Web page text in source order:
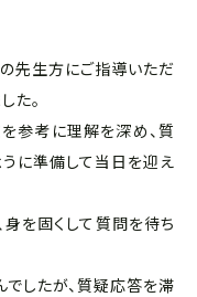
先生方にご指導いただ
た。
参考に理解を深め、質
に準備して当日を迎え
を固くして質問を待ち
したが、質疑応答を滞